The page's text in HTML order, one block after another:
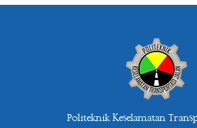
Politeknik Keselamatan